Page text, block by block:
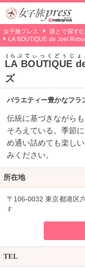
女子旅プレス
誰とで探す(
LA BOUTIQUE de Joel
LA BOUTIQUE
らぶてぃっくどぅじょ
バラエティー豊かなフラ
伝統に基づきながら
そろえている。季節
め通い詰めても楽し
みください。
所在地
〒106-0032 東京都港区
Ｆ
TEL